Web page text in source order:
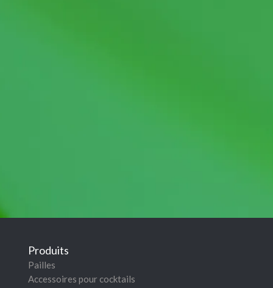
Produits
Pailles
Accessoires pour cocktails